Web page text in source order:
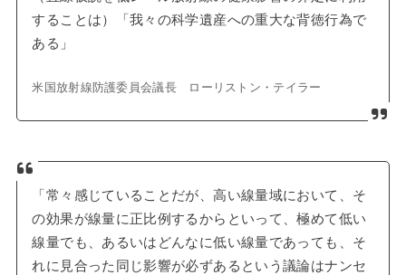
することは）「我々の科学遺産への重大な背徳行為で
ある」
米国放射線防護委員会議長 ローリストン・テイラー
「常々感じていることだが、高い線量域において、そ
の効果が線量に正比例するからといって、極めて低い
線量でも、あるいはどんなに低い線量であっても、そ
れに見合った同じ影響が必ずあるという議論はナンセ